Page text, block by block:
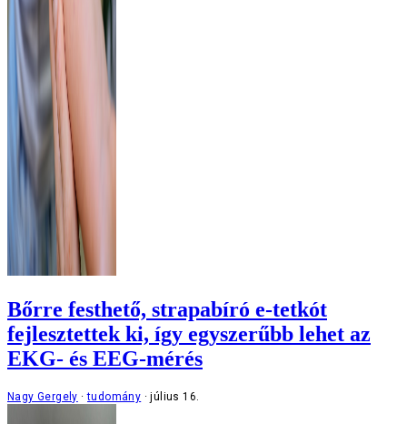
Bőrre festhető, strapabíró e-tetkót
fejlesztettek ki, így egyszerűbb lehet az
EKG- és EEG-mérés
Nagy Gergely tudomány július 16.